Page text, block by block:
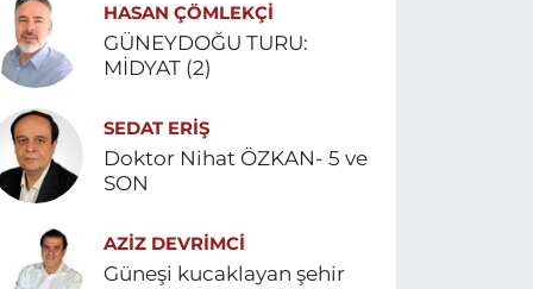
HASAN ÇÖMLEKÇİ
GÜNEYDOĞU TURU:
MİDYAT (2)
SEDAT ERİŞ
Doktor Nihat ÖZKAN- 5 ve
SON
AZIZ DEVRIMCI
Güneşi kucaklayan şehir